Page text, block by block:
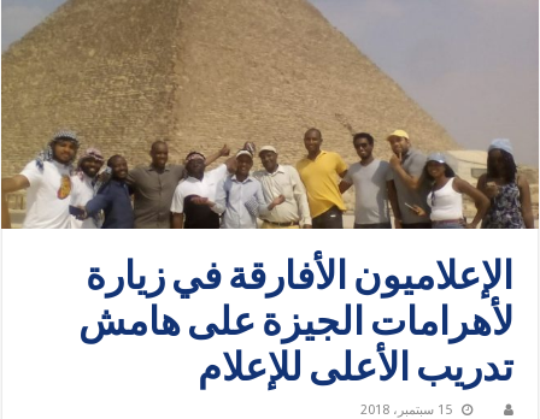
الإعلاميون الأفارقة في زيارة
لأهرامات الجيزة على هامش
تدريب الأعلى للإعلام
15 سبتمبر، 2018